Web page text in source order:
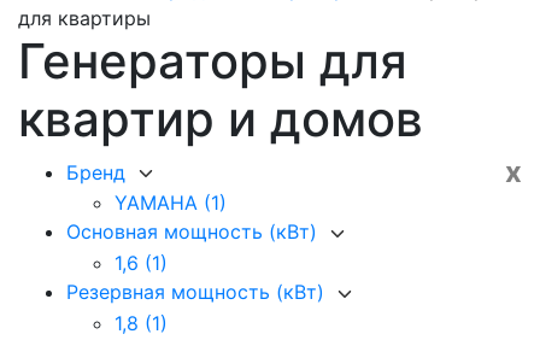
для квартиры
Генераторы для
квартир и домов
x
Бренд
YAMAHA (1)
Основная мощность (кВт)
1,6 (1)
Резервная мощность (кВт)
1,8 (1)